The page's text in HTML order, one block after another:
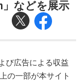
」などを展示
び広告による収益
の一部が本サイト